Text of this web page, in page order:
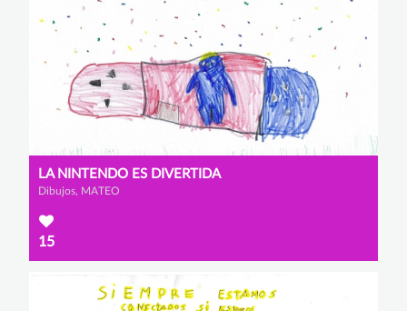
LA NINTENDO ES DIVERTIDA
Dibujos, MATEO
15